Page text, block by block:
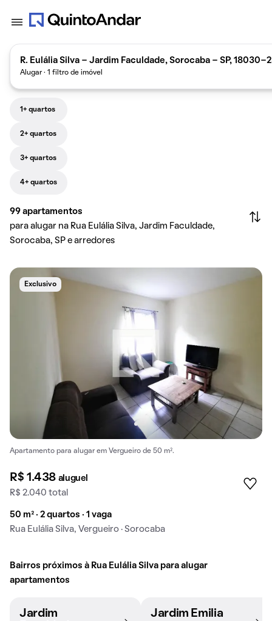
R. Eulália Silva - Jardim Faculdade, Sorocaba - SP, 18030-
Alugar · 1 filtro de imóvel
1+ quartos
2+ quartos
3+ quartos
4+ quartos
99 apartamentos
para alugar na Rua Eulália Silva, Jardim Faculdade,
Sorocaba, SP e arredores
Exclusivo
Apartamento para alugar em Vergueiro de 50 m².
R$ 1.438 aluguel
R$ 2.040 total
50 m² · 2 quartos · 1 vaga
Rua Eulália Silva, Vergueiro · Sorocaba
Bairros próximos à Rua Eulália Silva para alugar
apartamentos
Jardim
Jardim Emilia